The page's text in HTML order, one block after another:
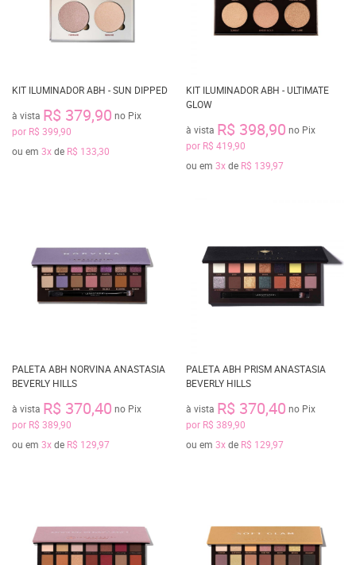
KIT ILUMINADOR ABH - SUN DIPPED
à vista R$ 379,90 no Pix
por R$ 399,90
ou em 3xde R$ 133,30
KIT ILUMINADOR ABH - ULTIMATE
GLOW
à vista R$ 398,90 no Pix
por R$ 419,90
ou em 3xde R$ 139,97
PALETA ABH NORVINA ANASTASIA
BEVERLY HILLS
à vista R$ 370,40 no Pix
por R$ 389,90
ou em 3xde R$ 129,97
PALETA ABH PRISM ANASTASIA
BEVERLY HILLS
à vista R$ 370,40 no Pix
por R$ 389,90
ou em 3xde R$ 129,97